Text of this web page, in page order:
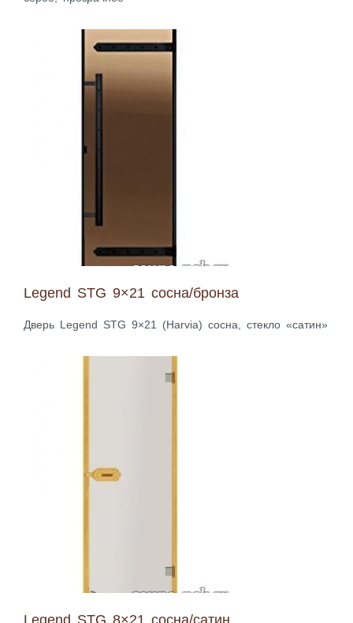
Legend STG 9×21 сосна/бронза
Дверь Legend STG 9×21 (Harvia) сосна, стекло «сатин»